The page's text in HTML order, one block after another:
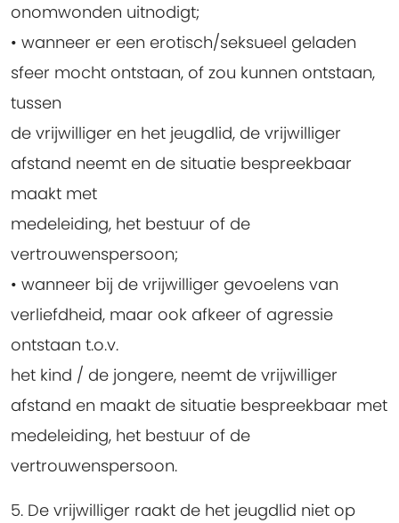
onomwonden uitnodigt;
• wanneer er een erotisch/seksueel geladen
sfeer mocht ontstaan, of zou kunnen ontstaan,
tussen
de vrijwilliger en het jeugdlid, de vrijwilliger
afstand neemt en de situatie bespreekbaar
maakt met
medeleiding, het bestuur of de
vertrouwenspersoon;
• wanneer bij de vrijwilliger gevoelens van
verliefdheid, maar ook afkeer of agressie
ontstaan t.o.v.
het kind / de jongere, neemt de vrijwilliger
afstand en maakt de situatie bespreekbaar met
medeleiding, het bestuur of de
vertrouwenspersoon.
5. De vrijwilliger raakt de het jeugdlid niet op